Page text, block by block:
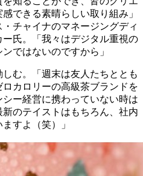
できる素晴らしい取り組み」
チャイナのマネージングディ
氏。「我々はデジタル重視の
ではないのですから」
む。「週末は友人たちととも
カロリーの高級茶ブランドを
ー経営に携わっていない時は
のテイストはもちろん、社内
すよ（笑）」